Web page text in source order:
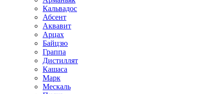
Кальвадос
Абсент
Аквавит
Арцах
Байцзю
Граппа
Дистиллят
Кашаса
Марк
Мескаль